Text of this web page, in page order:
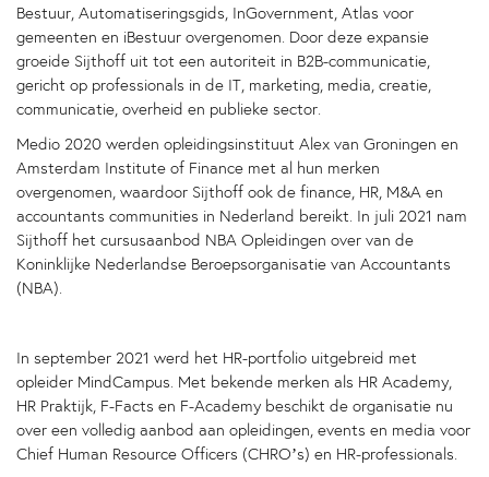
Bestuur, Automatiseringsgids, InGovernment, Atlas voor
gemeenten en iBestuur overgenomen. Door deze expansie
groeide Sijthoff uit tot een autoriteit in B2B-communicatie,
gericht op professionals in de IT, marketing, media, creatie,
communicatie, overheid en publieke sector.
Medio 2020 werden opleidingsinstituut Alex van Groningen en
Amsterdam Institute of Finance met al hun merken
overgenomen, waardoor Sijthoff ook de finance, HR, M&A en
accountants communities in Nederland bereikt. In juli 2021 nam
Sijthoff het cursusaanbod NBA Opleidingen over van de
Koninklijke Nederlandse Beroepsorganisatie van Accountants
(NBA).
In september 2021 werd het HR-portfolio uitgebreid met
opleider MindCampus. Met bekende merken als HR Academy,
HR Praktijk, F-Facts en F-Academy beschikt de organisatie nu
over een volledig aanbod aan opleidingen, events en media voor
Chief Human Resource Officers (CHRO’s) en HR-professionals.